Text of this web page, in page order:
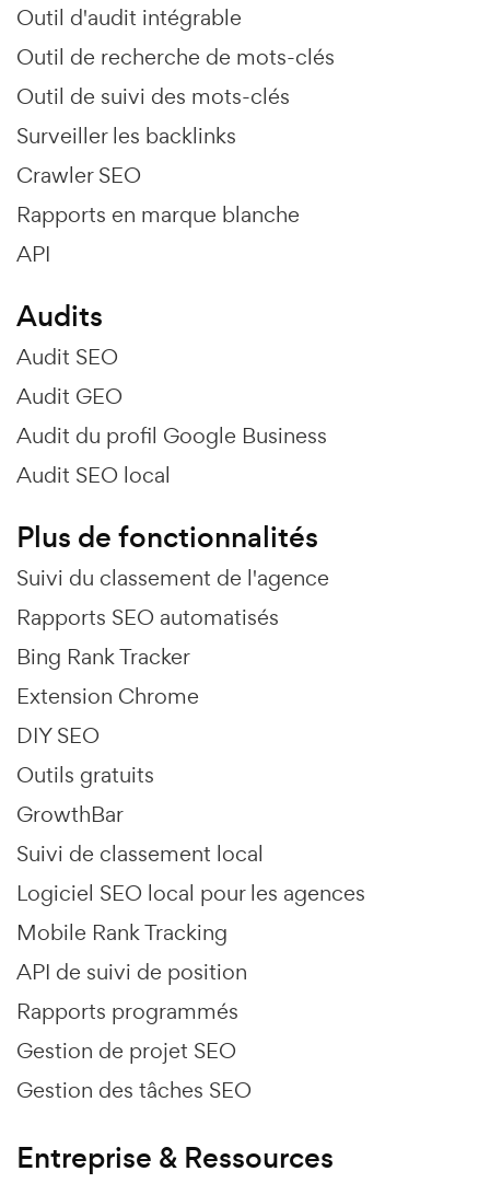
Outil d'audit intégrable
Outil de recherche de mots-clés
Outil de suivi des mots-clés
Surveiller les backlinks
Crawler SEO
Rapports en marque blanche
API
Audits
Audit SEO
Audit GEO
Audit du profil Google Business
Audit SEO local
Plus de fonctionnalités
Suivi du classement de l'agence
Rapports SEO automatisés
Bing Rank Tracker
Extension Chrome
DIY SEO
Outils gratuits
GrowthBar
Suivi de classement local
Logiciel SEO local pour les agences
Mobile Rank Tracking
API de suivi de position
Rapports programmés
Gestion de projet SEO
Gestion des tâches SEO
Entreprise & Ressources